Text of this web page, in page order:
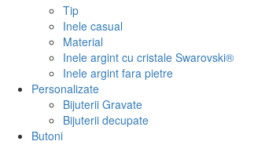
Tip
Inele casual
Material
Inele argint cu cristale Swarovski®
Inele argint fara pietre
Personalizate
Bijuterii Gravate
Bijuterii decupate
Butoni